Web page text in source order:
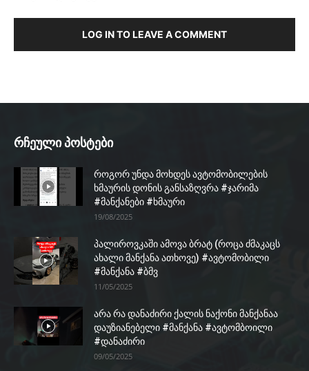
LOG IN TO LEAVE A COMMENT
რჩეული პოსტები
როგორ უნდა მოხდეს ავტომობილების
ხმაურის დონის განსაზღვრა #ჯარიმა
#მანქანები #ხმაური
19/08/2025
პალიროვკაში ამოვა ბრატ (როცა ძმაკაცს
ახალი მანქანა ათხოვე) #ავტომობილი
#მანქანა #ბმვ
11/05/2025
არა რა დანაძირი ქალის ნაქონი მანქანაა
დაუზიანებელი #მანქანა #ავტომბოილი
#დანაძირი
09/05/2025